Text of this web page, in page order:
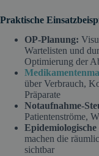
Praktische
OP-Planung:
Wartelisten und
Optimierung der
über Verbrauch,
Präparate
Notaufnahme-
Patientenströme,
machen die
sichtbar